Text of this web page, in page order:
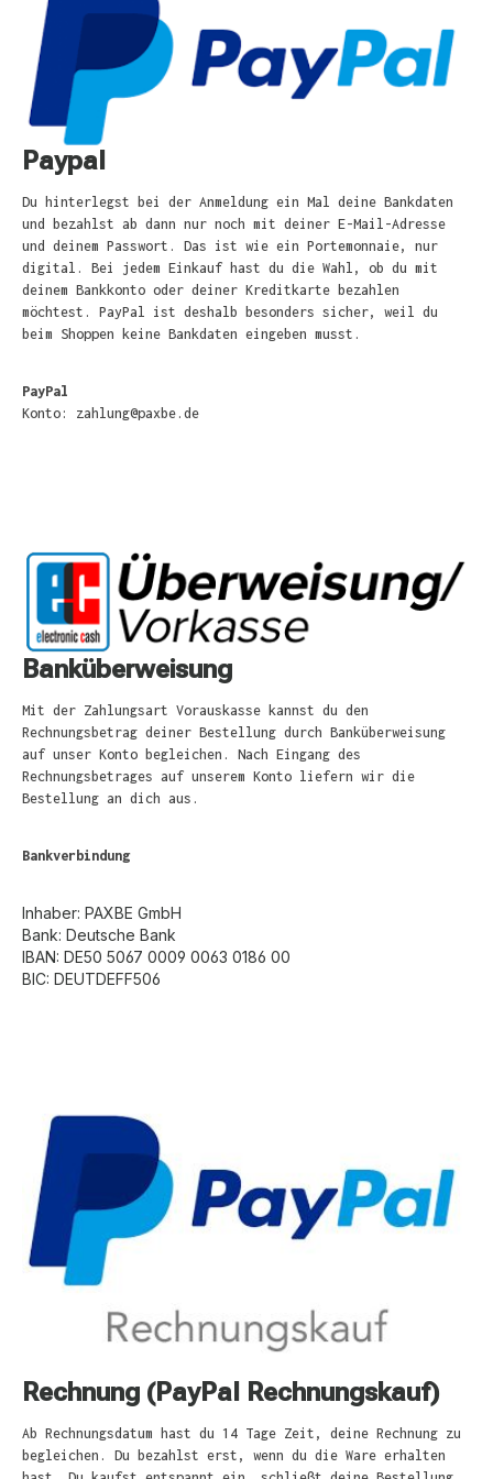
Paypal
Du hinterlegst bei der Anmeldung ein Mal deine Bankdaten
und bezahlst ab dann nur noch mit deiner E-Mail-Adresse
und deinem Passwort. Das ist wie ein Portemonnaie, nur
digital. Bei jedem Einkauf hast du die Wahl, ob du mit
deinem Bankkonto oder deiner Kreditkarte bezahlen
möchtest. PayPal ist deshalb besonders sicher, weil du
beim Shoppen keine Bankdaten eingeben musst.
PayPal
Konto: zahlung@paxbe.de
Banküberweisung
Mit der Zahlungsart Vorauskasse kannst du den
Rechnungsbetrag deiner Bestellung durch Banküberweisung
auf unser Konto begleichen. Nach Eingang des
Rechnungsbetrages auf unserem Konto liefern wir die
Bestellung an dich aus.
Bankverbindung
Inhaber: PAXBE GmbH
Bank: Deutsche Bank
IBAN: DE50 5067 0009 0063 0186 00
BIC: DEUTDEFF506
Rechnung (PayPal Rechnungskauf)
Ab Rechnungsdatum hast du 14 Tage Zeit, deine Rechnung zu
begleichen. Du bezahlst erst, wenn du die Ware erhalten